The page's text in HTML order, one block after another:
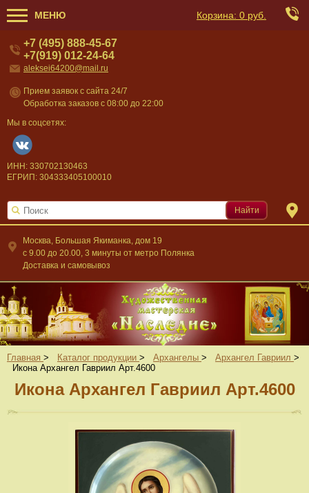
МЕНЮ Корзина: 0 руб.
Москва, Большая Якиманка, дом 19
c 9.00 до 20.00, 3 минуты от метро Полянка
Доставка и самовывоз
+7 (495) 888-45-67
+7(919) 012-24-64
aleksei64200@mail.ru
Прием заявок с сайта 24/7
Обработка заказов с 08:00 до 22:00
Мы в соцсетях:
ИНН: 330702130463
ЕГРИП: 304333405100010
Найти
Главная > Каталог продукции > Архангелы > Архангел Гавриил >
Икона Архангел Гавриил Арт.4600
Икона Архангел Гавриил Арт.4600